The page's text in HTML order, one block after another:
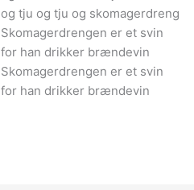
og tju og tju og skomagerdreng
Skomagerdrengen er et svin
for han drikker brændevin
Skomagerdrengen er et svin
for han drikker brændevin